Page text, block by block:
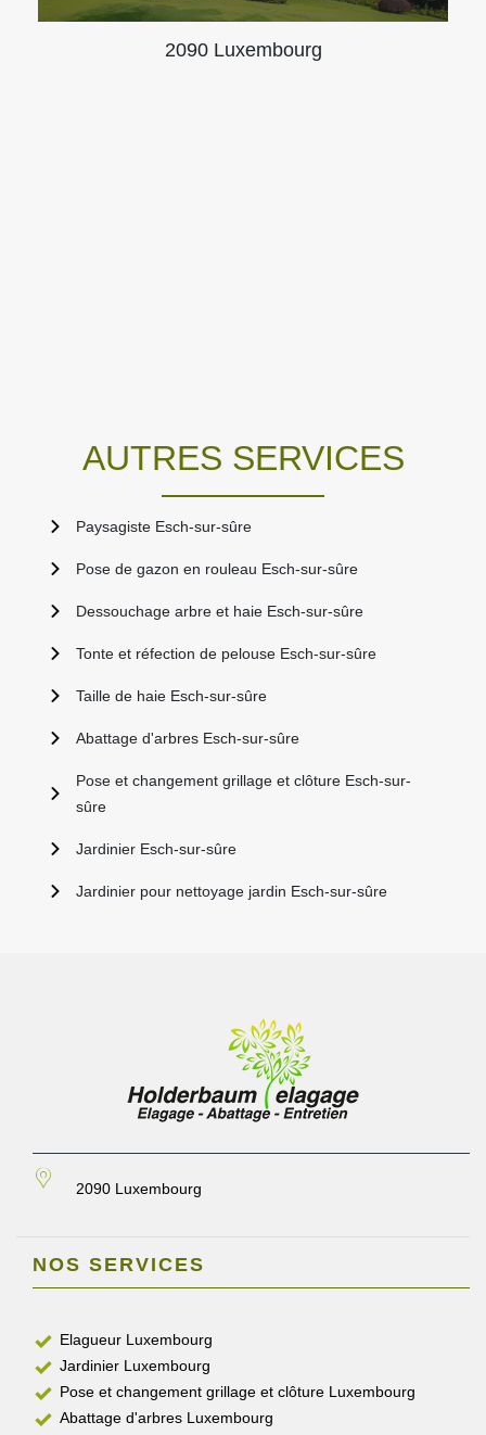
2090 Luxembourg
AUTRES SERVICES
Paysagiste Esch-sur-sûre
Pose de gazon en rouleau Esch-sur-sûre
Dessouchage arbre et haie Esch-sur-sûre
Tonte et réfection de pelouse Esch-sur-sûre
Taille de haie Esch-sur-sûre
Abattage d'arbres Esch-sur-sûre
Pose et changement grillage et clôture Esch-sur-
sûre
Jardinier Esch-sur-sûre
Jardinier pour nettoyage jardin Esch-sur-sûre
2090 Luxembourg
NOS SERVICES
Elagueur Luxembourg
Jardinier Luxembourg
Pose et changement grillage et clôture Luxembourg
Abattage d'arbres Luxembourg